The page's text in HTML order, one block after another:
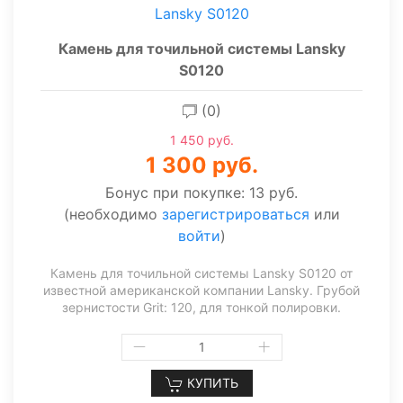
Камень для точильной системы Lansky
S0120
(0)
1 450 руб.
1 300 руб.
Бонус при покупке: 13 руб.
(необходимо зарегистрироваться или
войти)
Камень для точильной системы Lansky S0120 от
известной американской компании Lansky. Грубой
зернистости Grit: 120, для тонкой полировки.
КУПИТЬ